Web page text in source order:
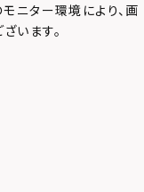
ニター環境により、画
います。